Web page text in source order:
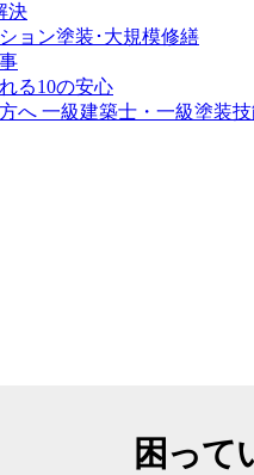
困って